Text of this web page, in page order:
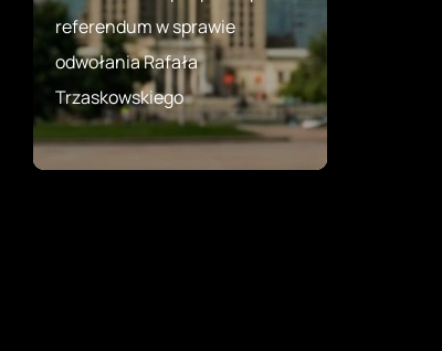
referendum w sprawie
odwołania Rafała
Trzaskowskiego